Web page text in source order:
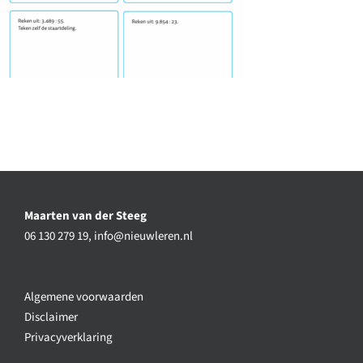
Maarten van der Steeg
06 130 279 19, info@nieuwleren.nl
Algemene voorwaarden
Disclaimer
Privacyverklaring